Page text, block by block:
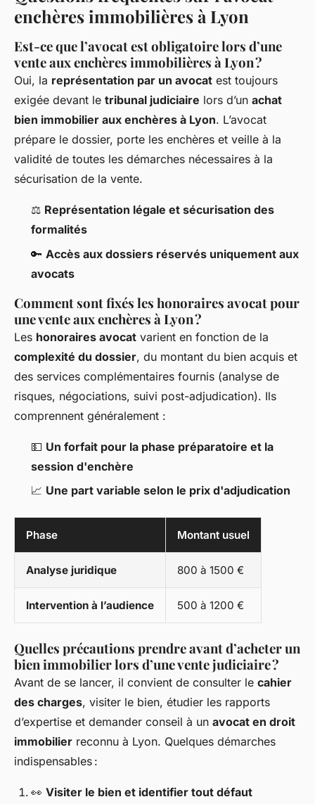
enchères immobilières à Lyon
Est-ce que l’avocat est obligatoire lors d’une
vente aux enchères immobilières à Lyon ?
Oui, la représentation par un avocat est toujours
exigée devant le tribunal judiciaire lors d’un achat
bien immobilier aux enchères à Lyon. L’avocat
prépare le dossier, porte les enchères et veille à la
validité de toutes les démarches nécessaires à la
sécurisation de la vente.
⚖️ Représentation légale et sécurisation des
formalités
🔑 Accès aux dossiers réservés uniquement aux
avocats
Comment sont fixés les honoraires avocat pour
une vente aux enchères à Lyon ?
Les honoraires avocat varient en fonction de la
complexité du dossier, du montant du bien acquis et
des services complémentaires fournis (analyse de
risques, négociations, suivi post-adjudication). Ils
comprennent généralement :
💵 Un forfait pour la phase préparatoire et la
session d'enchère
📈 Une part variable selon le prix d'adjudication
Phase Montant usuel
Analyse juridique 800 à 1500 €
Intervention à l’audience 500 à 1200 €
Quelles précautions prendre avant d’acheter un
bien immobilier lors d’une vente judiciaire ?
Avant de se lancer, il convient de consulter le cahier
des charges, visiter le bien, étudier les rapports
d’expertise et demander conseil à un avocat en droit
immobilier reconnu à Lyon. Quelques démarches
indispensables :
👀 Visiter le bien et identifier tout défaut